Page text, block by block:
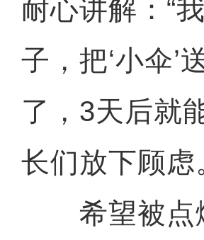
耐心讲解：“
子，把‘小伞’
了，3天后就
长们放下顾虑
希望被点